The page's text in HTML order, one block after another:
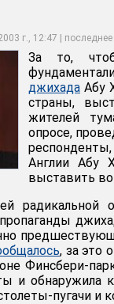
г., 12:47 |требует
За то,
джихада Абу
страны,
жителей
опросе,
Англии Абу
выставить
радикальной
, за это
Финсбери-
и обнаружила
пугачи